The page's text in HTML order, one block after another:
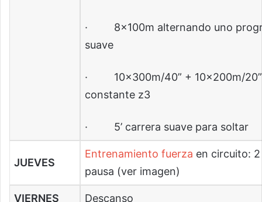
· 8x100m alternando uno
suave
· 10x300m/40” + 10x200m/20”
constante z3
· 5’ carrera suave para soltar
JUEVES
Entrenamiento fuerza en circuito:
pausa (ver imagen)
VIERNES Descanso